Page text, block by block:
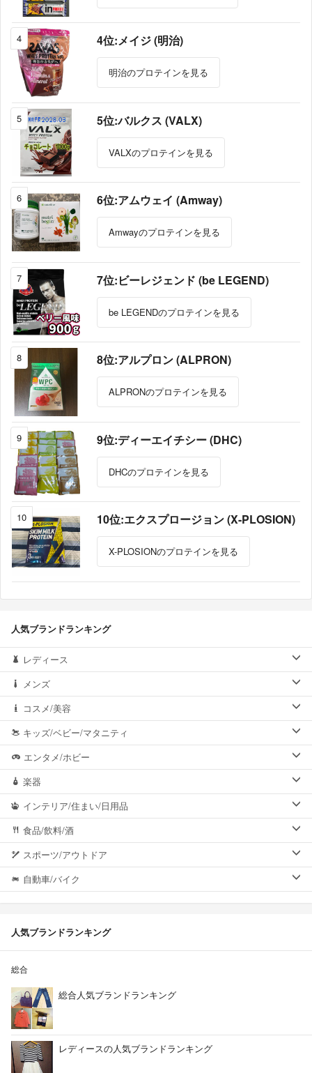
4 4位:メイジ (明治)
明治のプロテインを見る
5 5位:バルクス (VALX)
VALXのプロテインを見る
6 6位:アムウェイ (Amway)
Amwayのプロテインを見る
7 7位:ビーレジェンド (be LEGEND)
be LEGENDのプロテインを見る
8 8位:アルプロン (ALPRON)
ALPRONのプロテインを見る
9 9位:ディーエイチシー (DHC)
DHCのプロテインを見る
10 10位:エクスプロージョン (X-PLOSION)
X-PLOSIONのプロテインを見る
人気ブランドランキング
レディース
メンズ
コスメ/美容
キッズ/ベビー/マタニティ
エンタメ/ホビー
楽器
インテリア/住まい/日用品
食品/飲料/酒
スポーツ/アウトドア
自動車/バイク
人気ブランドランキング
総合
総合人気ブランドランキング
レディースの人気ブランドランキング